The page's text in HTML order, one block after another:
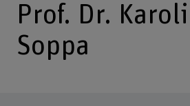
Prof. Dr.
Soppa